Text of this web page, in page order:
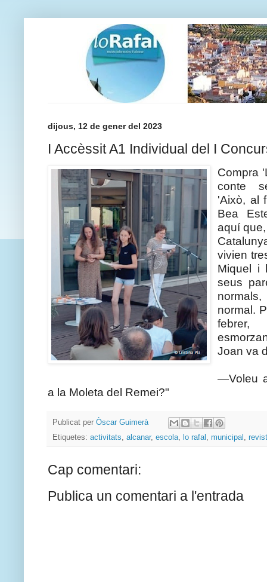
dijous, 12 de gener del 2023
I Accèssit A1 Individual del I
Compra
conte
'Això, al
Bea
aquí
vivien
Miquel i
seus
normal.
Joan va
—Voleu
a la Moleta del Remei?"
Publicat per Òscar Guimerà
Etiquetes: activitats, alcanar, escola, lo rafal , municipal ,
Cap comentari:
Publica un comentari a l'entrada